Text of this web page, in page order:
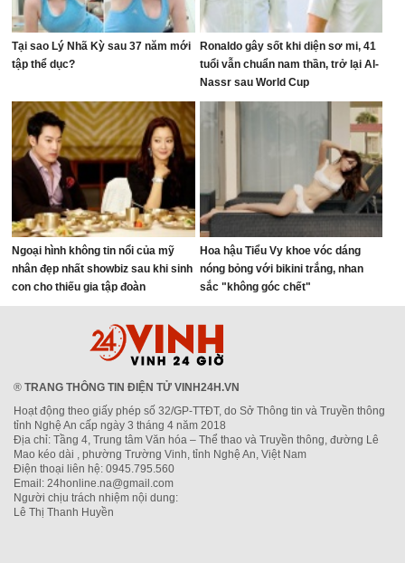
Tại sao Lý Nhã Kỳ sau 37 năm mới
tập thể dục?
Ronaldo gây sốt khi diện sơ mi, 41
tuổi vẫn chuẩn nam thần, trở lại Al-
Nassr sau World Cup
Ngoại hình không tin nổi của mỹ
nhân đẹp nhất showbiz sau khi sinh
con cho thiếu gia tập đoàn
Hoa hậu Tiểu Vy khoe vóc dáng
nóng bỏng với bikini trắng, nhan
sắc "không góc chết"
® TRANG THÔNG TIN ĐIỆN TỬ VINH24H.VN
Hoạt động theo giấy phép số 32/GP-TTĐT, do Sở Thông tin và Truyền thông
tỉnh Nghệ An cấp ngày 3 tháng 4 năm 2018
Địa chỉ: Tầng 4, Trung tâm Văn hóa – Thể thao và Truyền thông, đường Lê
Mao kéo dài , phường Trường Vinh, tỉnh Nghệ An, Việt Nam
Điện thoại liên hệ: 0945.795.560
Email: 24honline.na@gmail.com
Người chịu trách nhiệm nội dung:
Lê Thị Thanh Huyền